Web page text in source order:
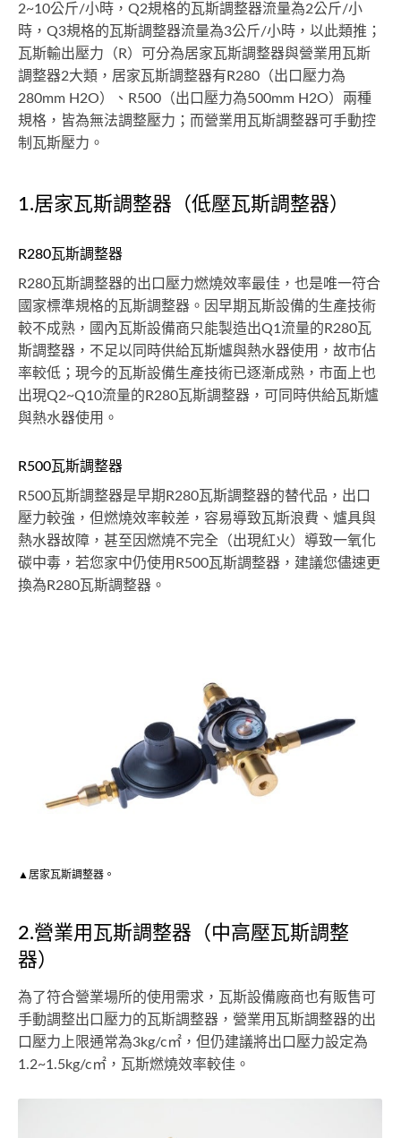
2~10公斤/小時，Q2規格的瓦斯調整器流量為2公斤/小
時，Q3規格的瓦斯調整器流量為3公斤/小時，以此類推；
瓦斯輸出壓力（R）可分為居家瓦斯調整器與營業用瓦斯
調整器2大類，居家瓦斯調整器有R280（出口壓力為
280mm H2O）、R500（出口壓力為500mm H2O）兩種
規格，皆為無法調整壓力；而營業用瓦斯調整器可手動控
制瓦斯壓力。
1.居家瓦斯調整器（低壓瓦斯調整器）
R280瓦斯調整器
R280瓦斯調整器的出口壓力燃燒效率最佳，也是唯一符合
國家標準規格的瓦斯調整器。因早期瓦斯設備的生產技術
較不成熟，國內瓦斯設備商只能製造出Q1流量的R280瓦
斯調整器，不足以同時供給瓦斯爐與熱水器使用，故市佔
率較低；現今的瓦斯設備生產技術已逐漸成熟，市面上也
出現Q2~Q10流量的R280瓦斯調整器，可同時供給瓦斯爐
與熱水器使用。
R500瓦斯調整器
R500瓦斯調整器是早期R280瓦斯調整器的替代品，出口
壓力較強，但燃燒效率較差，容易導致瓦斯浪費、爐具與
熱水器故障，甚至因燃燒不完全（出現紅火）導致一氧化
碳中毒，若您家中仍使用R500瓦斯調整器，建議您儘速更
換為R280瓦斯調整器。
▲居家瓦斯調整器。
2.營業用瓦斯調整器（中高壓瓦斯調整
器）
為了符合營業場所的使用需求，瓦斯設備廠商也有販售可
手動調整出口壓力的瓦斯調整器，營業用瓦斯調整器的出
口壓力上限通常為3kg/c㎡，但仍建議將出口壓力設定為
1.2~1.5kg/c㎡，瓦斯燃燒效率較佳。